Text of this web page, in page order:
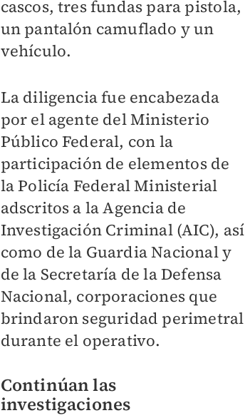
cascos, tres fundas para pistola,
un pantalón camuflado y un
vehículo.
La diligencia fue encabezada
por el agente del Ministerio
Público Federal, con la
participación de elementos de
la Policía Federal Ministerial
adscritos a la Agencia de
Investigación Criminal (AIC), así
como de la Guardia Nacional y
de la Secretaría de la Defensa
Nacional, corporaciones que
brindaron seguridad perimetral
durante el operativo.
Continúan las
investigaciones